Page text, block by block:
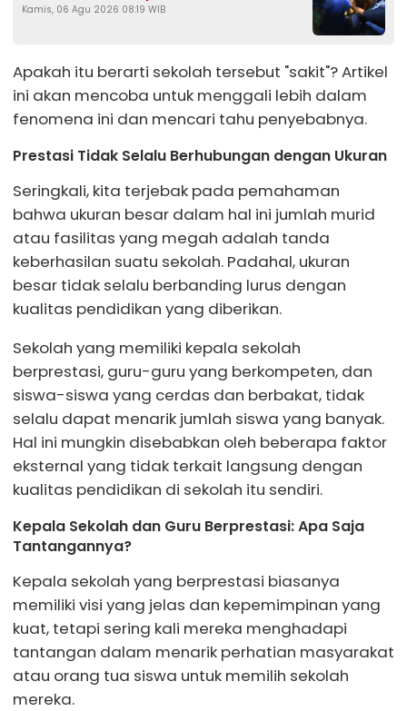
Tenggelam Saat Mencari Ikan
Kamis, 06 Agu 2026 08:19 WIB
Apakah itu berarti sekolah tersebut "sakit"? Artikel
ini akan mencoba untuk menggali lebih dalam
fenomena ini dan mencari tahu penyebabnya.
Prestasi Tidak Selalu Berhubungan dengan Ukuran
Seringkali, kita terjebak pada pemahaman
bahwa ukuran besar dalam hal ini jumlah murid
atau fasilitas yang megah adalah tanda
keberhasilan suatu sekolah. Padahal, ukuran
besar tidak selalu berbanding lurus dengan
kualitas pendidikan yang diberikan.
Sekolah yang memiliki kepala sekolah
berprestasi, guru-guru yang berkompeten, dan
siswa-siswa yang cerdas dan berbakat, tidak
selalu dapat menarik jumlah siswa yang banyak.
Hal ini mungkin disebabkan oleh beberapa faktor
eksternal yang tidak terkait langsung dengan
kualitas pendidikan di sekolah itu sendiri.
Kepala Sekolah dan Guru Berprestasi: Apa Saja
Tantangannya?
Kepala sekolah yang berprestasi biasanya
memiliki visi yang jelas dan kepemimpinan yang
kuat, tetapi sering kali mereka menghadapi
tantangan dalam menarik perhatian masyarakat
atau orang tua siswa untuk memilih sekolah
mereka.